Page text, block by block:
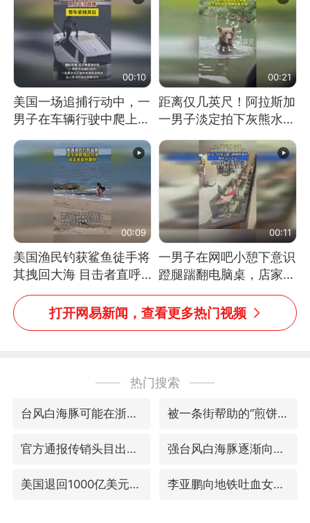
00:10
美国一场追捕行动中，一
男子在车辆行驶中爬上车
顶跳舞。（新京报）
00:21
距离仅几英尺！阿拉斯加
一男子淡定拍下灰熊水中
捕食鲑鱼全程
00:09
美国渔民钓获鲨鱼徒手将
其拽回大海 目击者直呼
震惊 （视频来源：参考
消息）
00:11
一男子在网吧小憩下意识
蹬腿踹翻电脑桌，店家3
台显示器与机械臂损坏
打开网易新闻，查看更多热门视频
热门搜索
台风白海豚可能在浙江登陆 被一条街帮助的“煎饼叔叔”去世
官方通报传销头目出狱办书院 强台风白海豚逐渐向我国靠近
美国退回1000亿美元关税 李亚鹏向地铁吐血女孩捐99999元